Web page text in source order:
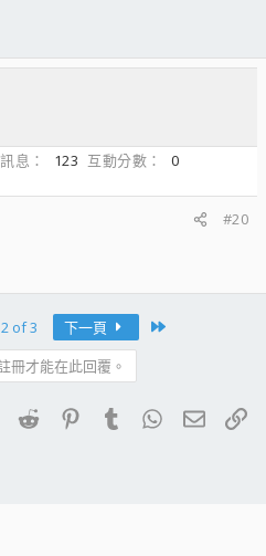
訊息 123 互動分數
0
#20
2 of 3 下一頁
冊才能在此回覆。
LinkedIn
Reddit PinterestTumblrWhatsApp
電子